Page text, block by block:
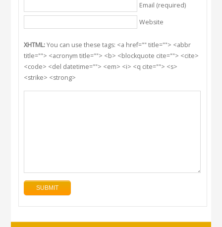
Email (required)
Website
XHTML:You can use these tags: <a href="" title=""> <abbr
title=""> <acronym title=""> <b> <blockquote cite=""> <cite>
<code> <del datetime=""> <em> <i> <q cite=""> <s>
<strike> <strong>